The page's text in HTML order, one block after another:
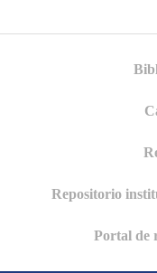
Repositorio
Portal de